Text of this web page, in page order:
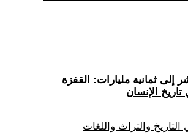
إلى ثمانية مليارات: القفزة
تاريخ الإنسان
والتراث واللغات